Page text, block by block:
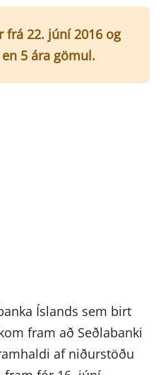
frá 22. júní 2016 og
5 ára gömul.
Íslands sem birt
fram að Seðlabanki
af niðurstöðu